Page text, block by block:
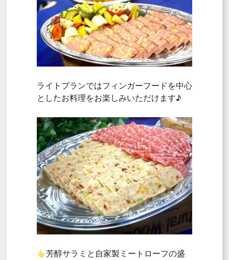
ライトプランではフィンガーフードを中心
としたお料理をお楽しみいただけます♪
芳醇サラミと自家製ミートローフの盛